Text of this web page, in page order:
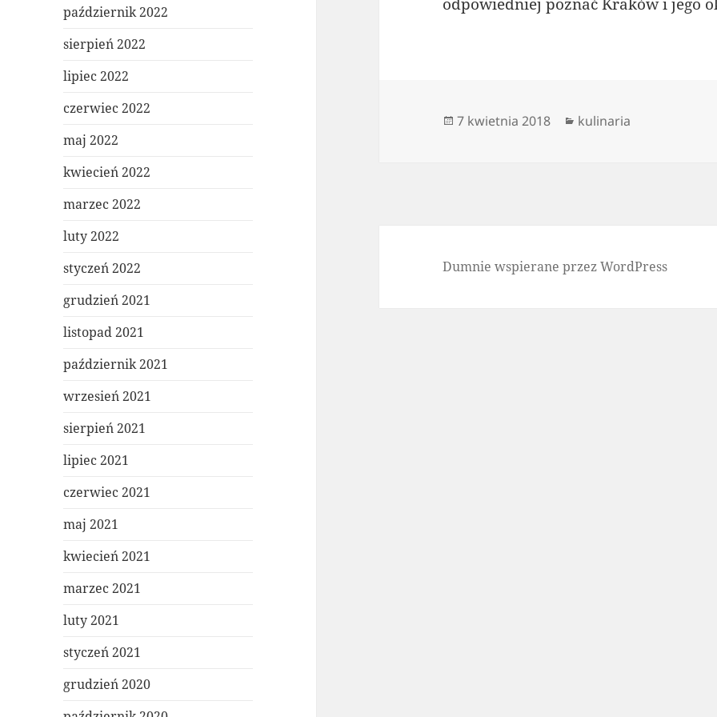
październik 2022
sierpień 2022
lipiec 2022
czerwiec 2022
maj 2022
kwiecień 2022
marzec 2022
luty 2022
styczeń 2022
grudzień 2021
listopad 2021
październik 2021
wrzesień 2021
sierpień 2021
lipiec 2021
czerwiec 2021
maj 2021
kwiecień 2021
marzec 2021
luty 2021
styczeń 2021
grudzień 2020
Data
7 kwietnia 2018 Kategorie
kulinaria
Dumnie wspierane przez WordPress